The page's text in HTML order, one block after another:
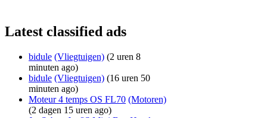
Latest classified ads
bidule (Vliegtuigen) (2 uren 8
minuten ago)
bidule (Vliegtuigen) (16 uren 50
minuten ago)
Moteur 4 temps OS FL70 (Motoren)
(2 dagen 15 uren ago)